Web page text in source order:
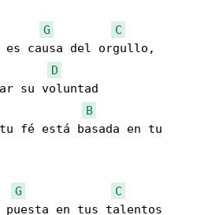
G
C
D
su voluntad
B
fé está basada en tu
G
C